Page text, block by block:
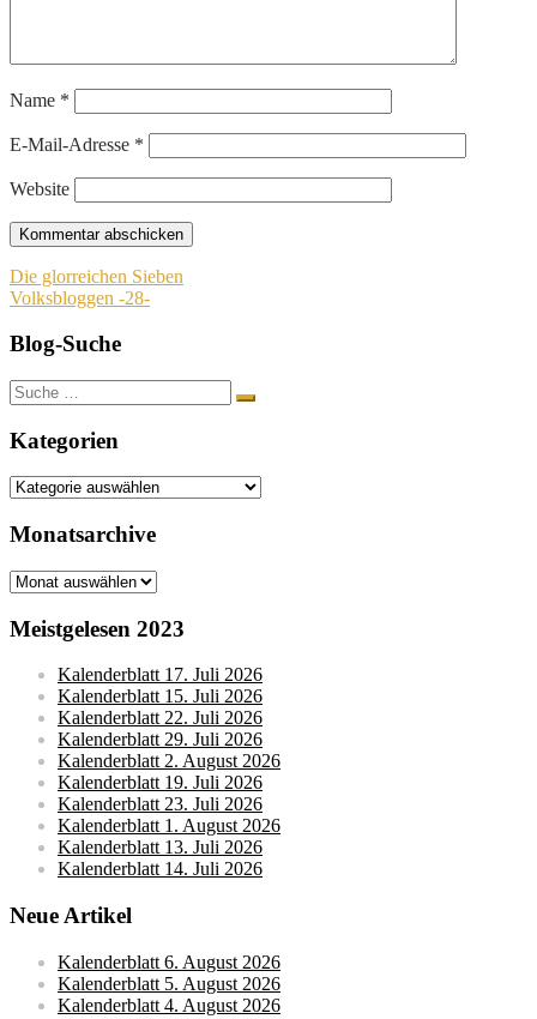
Name *
E-Mail-Adresse *
Website
Beitragsnavigation
Die glorreichen Sieben
Volksbloggen -28-
Blog-Suche
Suche
nach:
Kategorien
Kategorien
Monatsarchive
Monatsarchive
Meistgelesen 2023
Kalenderblatt 17. Juli 2026
Kalenderblatt 15. Juli 2026
Kalenderblatt 22. Juli 2026
Kalenderblatt 29. Juli 2026
Kalenderblatt 2. August 2026
Kalenderblatt 19. Juli 2026
Kalenderblatt 23. Juli 2026
Kalenderblatt 1. August 2026
Kalenderblatt 13. Juli 2026
Kalenderblatt 14. Juli 2026
Neue Artikel
Kalenderblatt 6. August 2026
Kalenderblatt 5. August 2026
Kalenderblatt 4. August 2026